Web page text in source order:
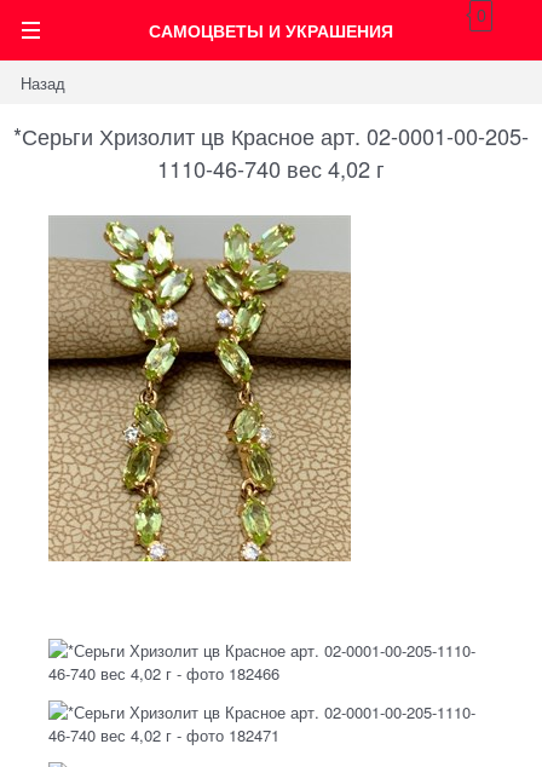
САМОЦВЕТЫ И УКРАШЕНИЯ
0
Назад
*Серьги Хризолит цв Красное арт. 02-0001-00-205-
1110-46-740 вес 4,02 г